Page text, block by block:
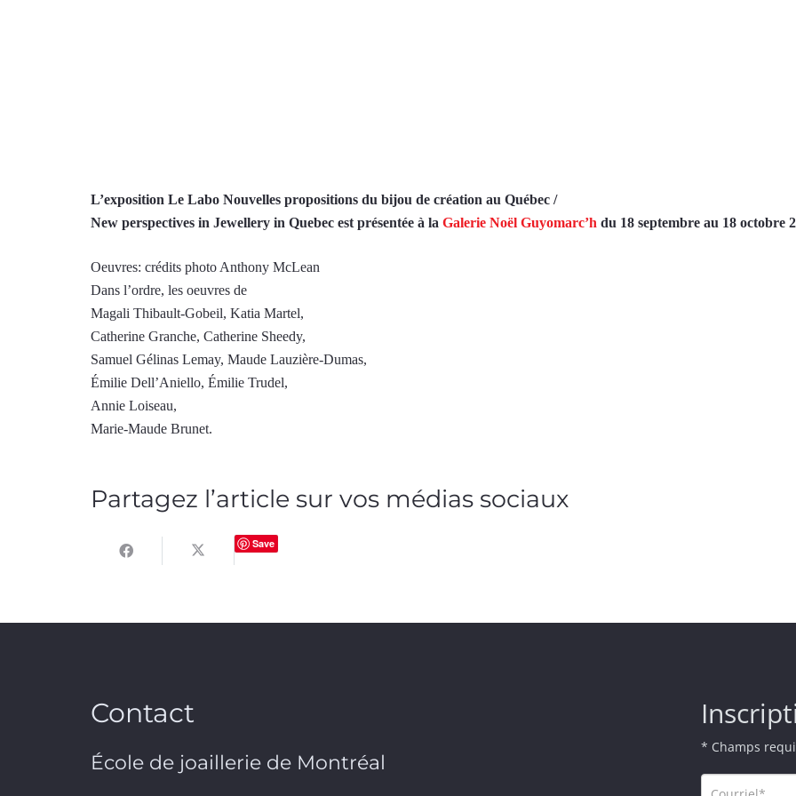
L’exposition Le Labo Nouvelles propositions du bijou de création au Québec /
New perspectives in Jewellery in Quebec est présentée à la Galerie Noël Guyomarc’h du 18 septembre au 18 octobre
Oeuvres: crédits photo Anthony McLean
Dans l’ordre, les oeuvres de
Magali Thibault-Gobeil, Katia Martel,
Catherine Granche, Catherine Sheedy,
Samuel Gélinas Lemay, Maude Lauzière-Dumas,
Émilie Dell’Aniello, Émilie Trudel,
Annie Loiseau,
Marie-Maude Brunet.
Partagez l’article sur vos médias sociaux
Save
Contact
École de joaillerie de Montréal
* Champs